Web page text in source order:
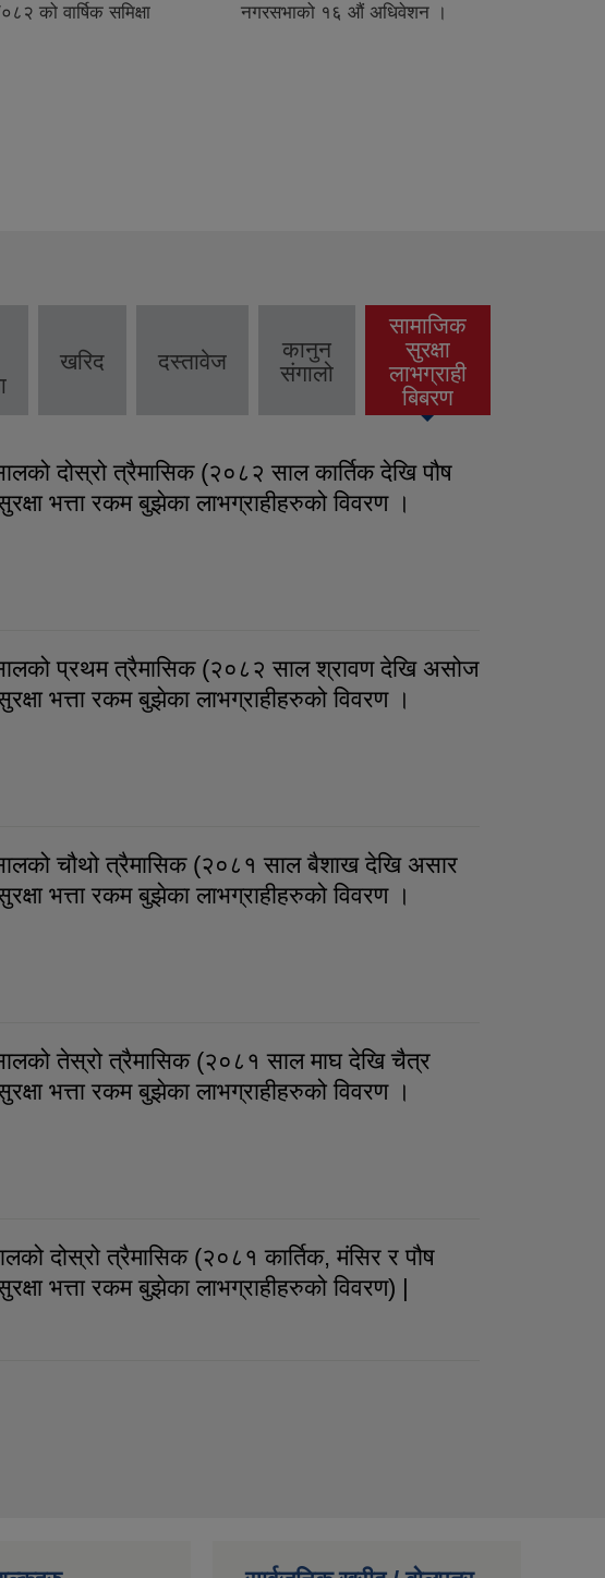
को वार्षिक समिक्षा
नगरसभाको १६ औं अधिवेशन ।
खरिद दस्तावेज
कानुन
संगालो
सामाजिक
सुरक्षा
लाभग्राही
बिबरण
(active
tab)
दोस्रो त्रैमासिक (२०८२ साल कार्तिक देखि पौष
भत्ता रकम बुझेका लाभग्राहीहरुको विवरण ।
प्रथम त्रैमासिक (२०८२ साल श्रावण देखि असोज
भत्ता रकम बुझेका लाभग्राहीहरुको विवरण ।
चौथो त्रैमासिक (२०८१ साल बैशाख देखि असार
भत्ता रकम बुझेका लाभग्राहीहरुको विवरण ।
तेस्रो त्रैमासिक (२०८१ साल माघ देखि चैत्र
भत्ता रकम बुझेका लाभग्राहीहरुको विवरण ।
दोस्रो त्रैमासिक (२०८१ कार्तिक, मंसिर र पौष
भत्ता रकम बुझेका लाभग्राहीहरुको विवरण) |